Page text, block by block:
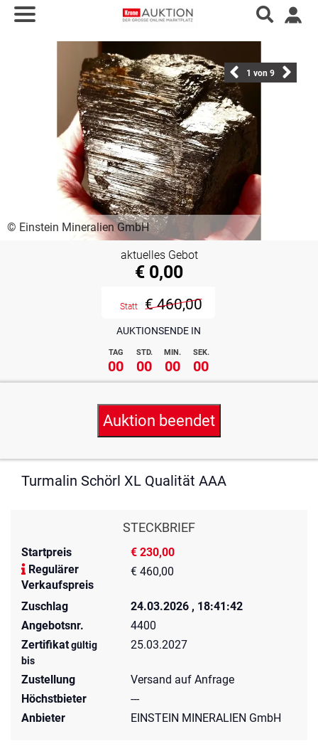
© Einstein Mineralien GmbH
1 von 9
AUKTIONSENDE IN
TAG STD. MIN. SEK.
00 00 00 00
aktuelles Gebot
€ 0,00
Statt € 460,00
Auktion beendet
Turmalin Schörl XL Qualität AAA
STECKBRIEF
Startpreis
€ 230,00
Regulärer
Verkaufspreis
€ 460,00
Zuschlag
24.03.2026 , 18:41:42
Angebotsnr.
4400
Zertifikatgültig
bis
25.03.2027
Zustellung
Versand auf Anfrage
Höchstbieter
---
Anbieter
EINSTEIN MINERALIEN GmbH